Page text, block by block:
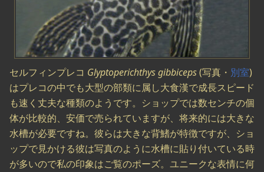
セルフィンプレコ Glyptoperichthys gibbiceps(写真・ 別室)
はプレコの中でも大型の部類に属し大食漢で成長スピード
も速く丈夫な種類のようです。ショップでは数センチの個
体が比較的、安価で売られていますが、将来的には大きな
水槽が必要ですね。彼らは大きな背鰭が特徴ですが、ショ
ップで見かける彼は写真のように水槽に貼り付いている時
が多いので私の印象はご覧のポーズ。ユニークな表情に何